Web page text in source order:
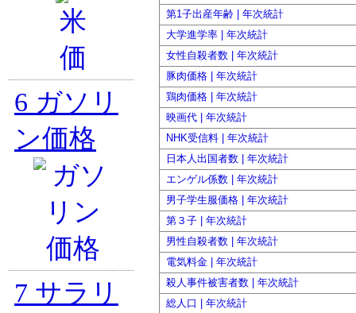
第1子出産年齢 | 年次統計
大学進学率 | 年次統計
女性自殺者数 | 年次統計
豚肉価格 | 年次統計
鶏肉価格 | 年次統計
映画代 | 年次統計
NHK受信料 | 年次統計
日本人出国者数 | 年次統計
エンゲル係数 | 年次統計
男子学生服価格 | 年次統計
第３子 | 年次統計
男性自殺者数 | 年次統計
電気料金 | 年次統計
殺人事件被害者数 | 年次統計
総人口 | 年次統計
6 ガソリ
ン価格
7 サラリ